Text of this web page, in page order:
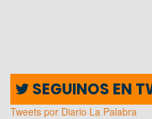
SEGUINOS EN
Tweets por Diario La Palabra